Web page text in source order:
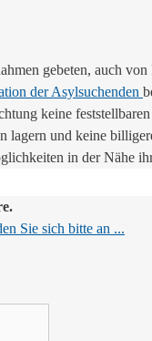
gebeten, auch
der Asylsuchenden
keine
und keine
in der Nähe
Sie sich bitte an ...